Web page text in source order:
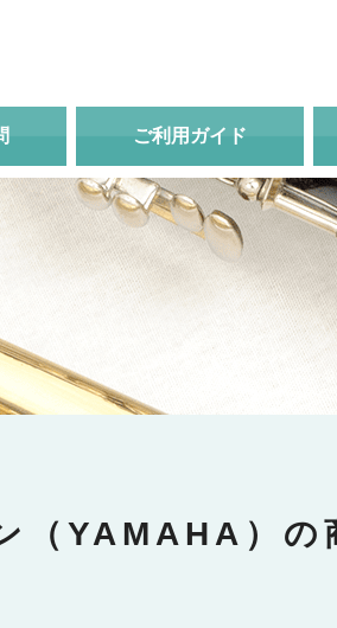
ご利用ガイド
（YAMAHA）の